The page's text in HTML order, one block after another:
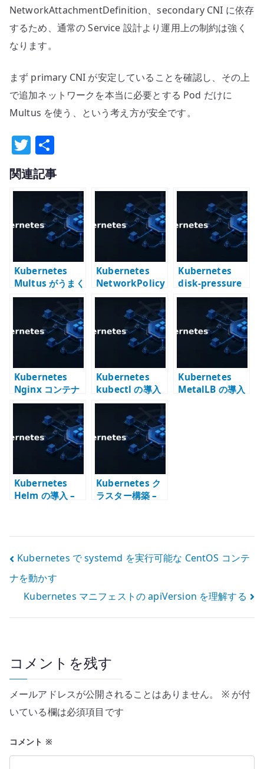
NetworkAttachmentDefinition、secondary CNI に依存
するため、通常の Service 設計より運用上の制約は強く
なります。
まず primary CNI が安定していることを確認し、その上
で追加ネットワークを本当に必要とする Pod だけに
Multus を使う、という考え方が安全です。
T
w
it
te
r
有
関連記事
Kubernetes
Multus がうまく
動かない時に考
えること – CNI
を複数持つ難し
さ
Kubernetes
NetworkPolicy
で Pod のアウト
バウンド通信を
制御する –
egress と CNI
を分けて考える
Kubernetes
disk-pressure
で Pod が起動し
ない場合
Kubernetes
Nginx コンテナ
の実行 –
Deployment で
Pod を管理する
Kubernetes
kubectl の導入
– リモートクラス
タを操作する基
Kubernetes
MetalLB の導入
Kubernetes
Helm の導入 –
を管理する
Kubernetes ク
ラスター構築 –
ndpoint と CNI
投
稿
ナ
ゲ
ー
シ
ン
Kubernetes で systemd を実行可能な CentOS コンテ
ナを動かす
Kubernetes マニフェストの apiVersion を理解する
コメントを残す
メールアドレスが公開されることはありません。 ※が付
いている欄は必須項目です
コメント ※